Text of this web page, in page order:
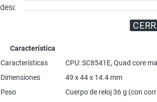
descargables, juegos, navegación en TikTok
Característica
Características
CPU: SC8541E, Quad core
Dimensiones
49 x 44 x 14.4 mm
Peso
Cuerpo de reloj 36 g (con